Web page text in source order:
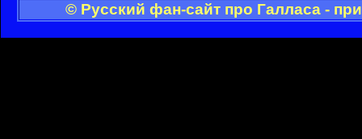
© Русский фан-сайт про Галласа -